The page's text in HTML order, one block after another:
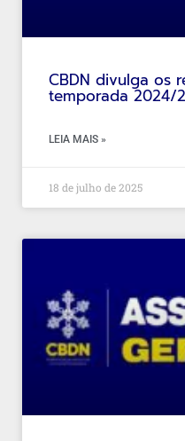
CBDN divulga os
temporada 2024/
LEIA MAIS »
18 de julho de 2025